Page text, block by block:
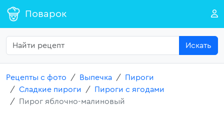
Поварок
Искать
Рецепты с фото Выпечка
Пироги
Сладкие пироги
Пироги с ягодами
Пирог яблочно-малиновый